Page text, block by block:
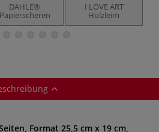
DAHLE®
Papierscheren
I LOVE ART
Holzleim
Format 25,5 cm x 19 cm,